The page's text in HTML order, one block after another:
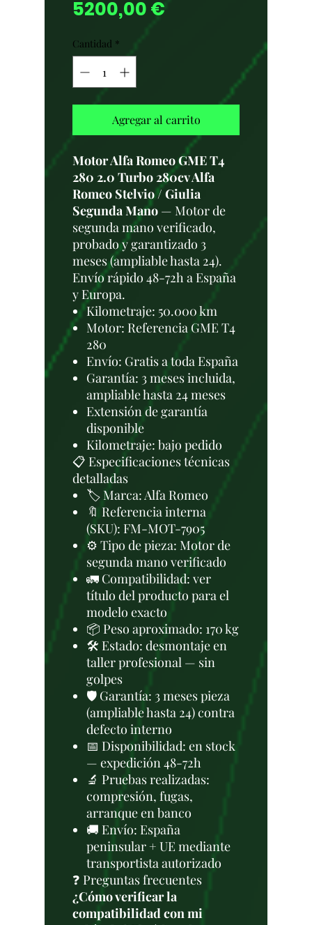
5200,00 €Precio
Cantidad *
Agregar al carrito
Motor Alfa Romeo GME T4
280 2.0 Turbo 280cv Alfa
Romeo Stelvio / Giulia
Segunda Mano — Motor de
segunda mano verificado,
probado y garantizado 3
meses (ampliable hasta 24).
Envío rápido 48-72h a España
y Europa.
Kilometraje: 50.000 km
Motor: Referencia GME T4
280
Envío: Gratis a toda España
Garantía: 3 meses incluida,
ampliable hasta 24 meses
Extensión de garantía
disponible
Kilometraje: bajo pedido
📋 Especificaciones técnicas
detalladas
🏷️ Marca: Alfa Romeo
🔖 Referencia interna
(SKU): FM-MOT-7905
⚙️ Tipo de pieza: Motor de
segunda mano verificado
🚛 Compatibilidad: ver
título del producto para el
modelo exacto
📦 Peso aproximado: 170 kg
🛠 Estado: desmontaje en
taller profesional — sin
golpes
🛡️ Garantía: 3 meses pieza
(ampliable hasta 24) contra
defecto interno
📅 Disponibilidad: en stock
— expedición 48-72h
🔬 Pruebas realizadas:
compresión, fugas,
arranque en banco
🚚 Envío: España
peninsular + UE mediante
transportista autorizado
❓ Preguntas frecuentes
¿Cómo verificar la
compatibilidad con mi